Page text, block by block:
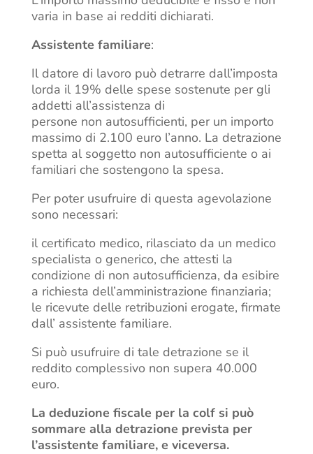
varia in base ai redditi dichiarati.
Assistente familiare:
Il datore di lavoro può detrarre dall’imposta
lorda il 19% delle spese sostenute per gli
addetti all’assistenza di
persone non autosufficienti, per un importo
massimo di 2.100 euro l’anno. La detrazione
spetta al soggetto non autosufficiente o ai
familiari che sostengono la spesa.
Per poter usufruire di questa agevolazione
sono necessari:
il certificato medico, rilasciato da un medico
specialista o generico, che attesti la
condizione di non autosufficienza, da esibire
a richiesta dell’amministrazione finanziaria;
le ricevute delle retribuzioni erogate, firmate
dall’ assistente familiare.
Si può usufruire di tale detrazione se il
reddito complessivo non supera 40.000
euro.
La deduzione fiscale per la colf si può
sommare alla detrazione prevista per
l’assistente familiare, e viceversa.